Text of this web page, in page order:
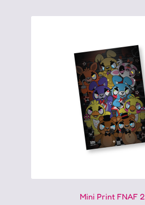
Mini Print FNAF 2